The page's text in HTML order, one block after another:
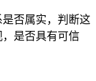
否属实，判断这
是否具有可信